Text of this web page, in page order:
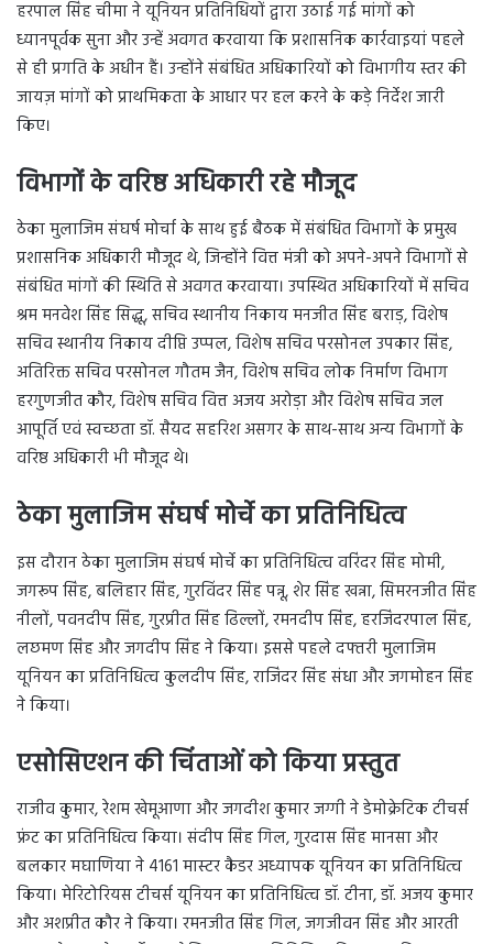
हरपाल सिंह चीमा ने यूनियन प्रतिनिधियों द्वारा उठाई गई मांगों को
ध्यानपूर्वक सुना और उन्हें अवगत करवाया कि प्रशासनिक कार्रवाइयां पहले
से ही प्रगति के अधीन हैं। उन्होंने संबंधित अधिकारियों को विभागीय स्तर की
जायज़ मांगों को प्राथमिकता के आधार पर हल करने के कड़े निर्देश जारी
किए।
विभागों के वरिष्ठ अधिकारी रहे मौजूद
ठेका मुलाजिम संघर्ष मोर्चा के साथ हुई बैठक में संबंधित विभागों के प्रमुख
प्रशासनिक अधिकारी मौजूद थे, जिन्होंने वित्त मंत्री को अपने-अपने विभागों से
संबंधित मांगों की स्थिति से अवगत करवाया। उपस्थित अधिकारियों में सचिव
श्रम मनवेश सिंह सिद्धू, सचिव स्थानीय निकाय मनजीत सिंह बराड़, विशेष
सचिव स्थानीय निकाय दीप्ति उप्पल, विशेष सचिव परसोनल उपकार सिंह,
अतिरिक्त सचिव परसोनल गौतम जैन, विशेष सचिव लोक निर्माण विभाग
हरगुणजीत कौर, विशेष सचिव वित्त अजय अरोड़ा और विशेष सचिव जल
आपूर्ति एवं स्वच्छता डॉ. सैयद सहरिश असगर के साथ-साथ अन्य विभागों के
वरिष्ठ अधिकारी भी मौजूद थे।
ठेका मुलाजिम संघर्ष मोर्चे का प्रतिनिधित्व
इस दौरान ठेका मुलाजिम संघर्ष मोर्चे का प्रतिनिधित्व वरिंदर सिंह मोमी,
जगरूप सिंह, बलिहार सिंह, गुरविंदर सिंह पन्नू, शेर सिंह खन्ना, सिमरनजीत सिंह
नीलों, पवनदीप सिंह, गुरप्रीत सिंह ढिल्लों, रमनदीप सिंह, हरजिंदरपाल सिंह,
लछमण सिंह और जगदीप सिंह ने किया। इससे पहले दफ्तरी मुलाजिम
यूनियन का प्रतिनिधित्व कुलदीप सिंह, राजिंदर सिंह संधा और जगमोहन सिंह
ने किया।
एसोसिएशन की चिंताओं को किया प्रस्तुत
राजीव कुमार, रेशम खेमूआणा और जगदीश कुमार जग्गी ने डेमोक्रेटिक टीचर्स
फ्रंट का प्रतिनिधित्व किया। संदीप सिंह गिल, गुरदास सिंह मानसा और
बलकार मघाणिया ने 4161 मास्टर कैडर अध्यापक यूनियन का प्रतिनिधित्व
किया। मेरिटोरियस टीचर्स यूनियन का प्रतिनिधित्व डॉ. टीना, डॉ. अजय कुमार
और अशप्रीत कौर ने किया। रमनजीत सिंह गिल, जगजीवन सिंह और आरती